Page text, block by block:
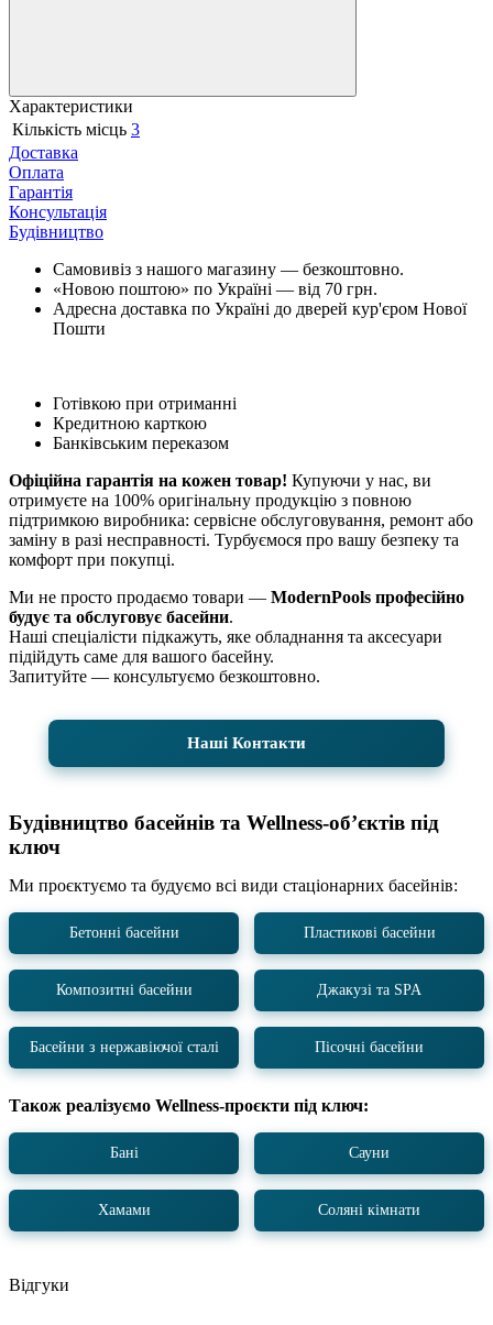
Характеристики
Кількість місць 3
Доставка
Оплата
Гарантія
Консультація
Будівництво
Самовивіз з нашого магазину — безкоштовно.
«Новою поштою» по Україні — від 70 грн.
Адресна доставка по Україні до дверей кур'єром Нової
Пошти
Готівкою при отриманні
Кредитною карткою
Банківським переказом
Офіційна гарантія на кожен товар! Купуючи у нас, ви
отримуєте на 100% оригінальну продукцію з повною
підтримкою виробника: сервісне обслуговування, ремонт або
заміну в разі несправності. Турбуємося про вашу безпеку та
комфорт при покупці.
Ми не просто продаємо товари — ModernPools професійно
будує та обслуговує басейни.
Наші спеціалісти підкажуть, яке обладнання та аксесуари
підійдуть саме для вашого басейну.
Запитуйте — консультуємо безкоштовно.
Наші Контакти
Будівництво басейнів та Wellness-обʼєктів під
ключ
Ми проєктуємо та будуємо всі види стаціонарних басейнів:
Бетонні басейни Пластикові басейни
Композитні басейни Джакузі та SPA
Басейни з нержавіючої сталі Пісочні басейни
Також реалізуємо Wellness-проєкти під ключ:
Бані Сауни
Хамами Соляні кімнати
Відгуки